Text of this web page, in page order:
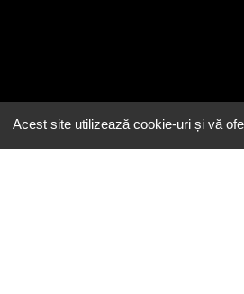
Acest site utilizează cookie-uri și vă